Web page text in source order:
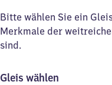
Bitte wählen Sie ein
Merkmale der
sind.
Gleis wählen